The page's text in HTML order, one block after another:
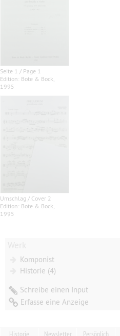
Seite 1 / Page 1
Edition: Bote & Bock,
1995
Umschlag / Cover 2
Edition: Bote & Bock,
1995
Komponist
Historie (4)
Schreibe einen Input
Erfasse eine Anzeige
Historie Newsletter Persönlich